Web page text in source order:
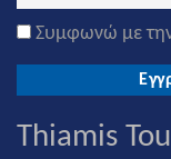
Συμφωνώ με την
Thiamis